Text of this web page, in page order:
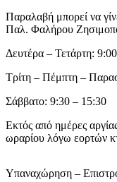
Παραλαβή μπορεί να
Παλ. Φαλήρου
Δευτέρα – Τετάρτη:
Τρίτη – Πέμπτη –
Σάββατο: 9:30 – 15:30
Εκτός από ημέρες
ωραρίου λόγω εορτών
Υπαναχώρηση –